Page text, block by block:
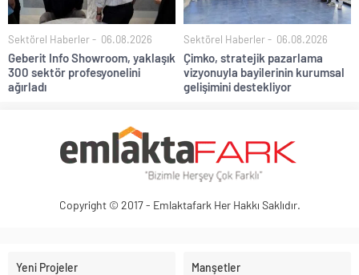
Sektörel Haberler 06.08.2026
Geberit Info Showroom, yaklaşık
300 sektör profesyonelini
ağırladı
Sektörel Haberler 06.08.2026
Çimko, stratejik pazarlama
vizyonuyla bayilerinin kurumsal
gelişimini destekliyor
Copyright © 2017 - Emlaktafark Her Hakkı Saklıdır.
Yeni Projeler Manşetler